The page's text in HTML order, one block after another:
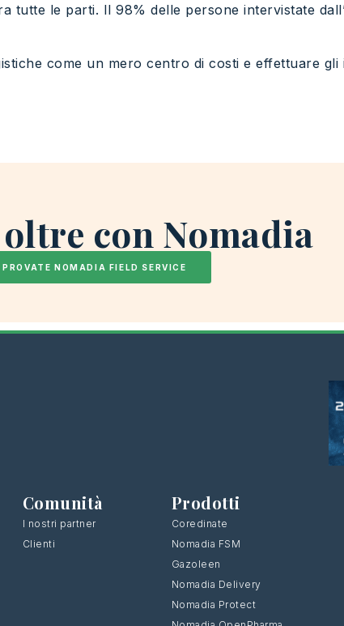
le parti. Il 98% delle persone intervistate
come un mero centro di costi e effettuare
con Nomadia
PROVATE NOMADIA FIELD SERVICE
Comunità
I nostri partner
Clienti
Prodotti
Coredinate
Nomadia FSM
Gazoleen
Nomadia Delivery
Nomadia Protect